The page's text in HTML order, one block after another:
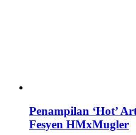
Penampilan ‘Hot’
Fesyen HMxMugler